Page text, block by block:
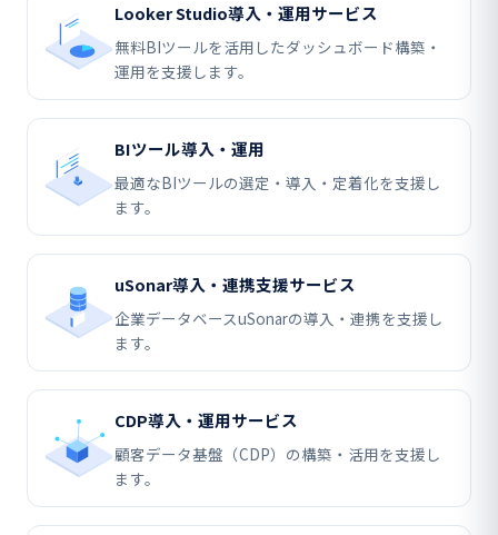
Looker Studio導入・運用サービス
無料BIツールを活用したダッシュボード構築・
運用を支援します。
BIツール導入・運用
最適なBIツールの選定・導入・定着化を支援し
ます。
uSonar導入・連携支援サービス
企業データベースuSonarの導入・連携を支援し
ます。
CDP導入・運用サービス
顧客データ基盤（CDP）の構築・活用を支援し
ます。